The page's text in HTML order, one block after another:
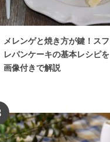
メレンゲと焼き方が鍵！スフ
レパンケーキの基本レシピを
画像付きで解説